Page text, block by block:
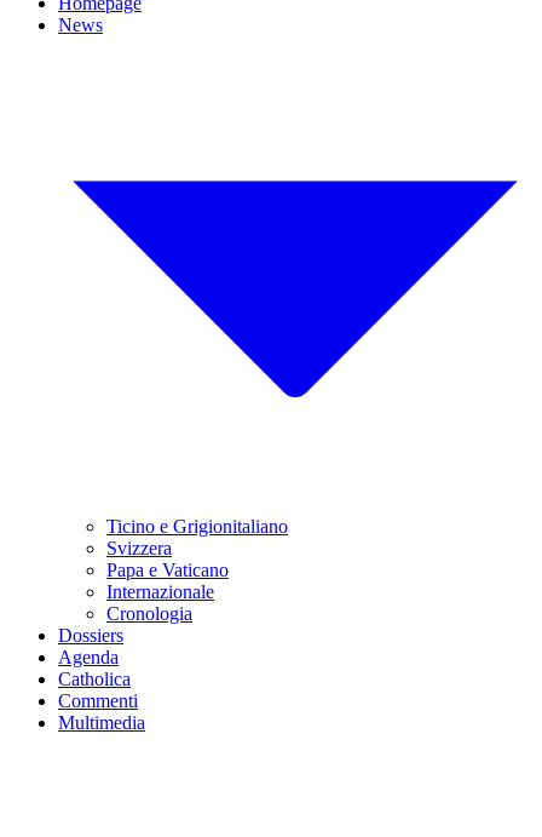
News
Ticino e Grigionitaliano
Svizzera
Papa e Vaticano
Internazionale
Cronologia
Dossiers
Agenda
Catholica
Commenti
Multimedia